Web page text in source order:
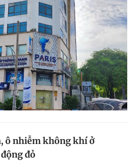
ô nhiễm không khí ở
đỏ